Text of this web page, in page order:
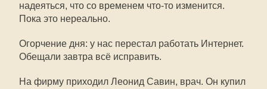
надеяться, что со временем что-то изменится.
Пока это нереально.
Огорчение дня: у нас перестал работать Интернет.
Обещали завтра всё исправить.
На фирму приходил Леонид Савин, врач. Он купил